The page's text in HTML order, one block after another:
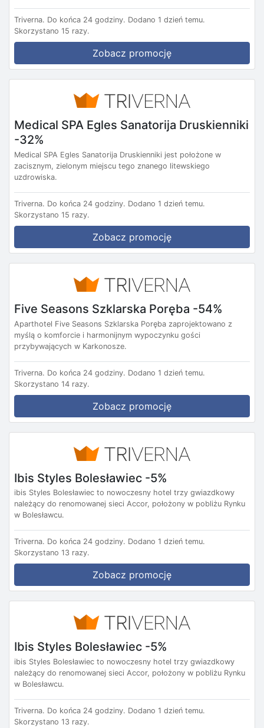
Triverna. Do końca 24 godziny. Dodano 1 dzień temu.
Skorzystano 15 razy.
Zobacz promocję
Medical SPA Egles Sanatorija Druskienniki
-32%
Medical SPA Egles Sanatorija Druskienniki jest położone w
zacisznym, zielonym miejscu tego znanego litewskiego
uzdrowiska.
Triverna. Do końca 24 godziny. Dodano 1 dzień temu.
Skorzystano 15 razy.
Zobacz promocję
Five Seasons Szklarska Poręba -54%
Aparthotel Five Seasons Szklarska Poręba zaprojektowano z
myślą o komforcie i harmonijnym wypoczynku gości
przybywających w Karkonosze.
Triverna. Do końca 24 godziny. Dodano 1 dzień temu.
Skorzystano 14 razy.
Zobacz promocję
Ibis Styles Bolesławiec -5%
ibis Styles Bolesławiec to nowoczesny hotel trzy gwiazdkowy
należący do renomowanej sieci Accor, położony w pobliżu Rynku
w Bolesławcu.
Triverna. Do końca 24 godziny. Dodano 1 dzień temu.
Skorzystano 13 razy.
Zobacz promocję
Ibis Styles Bolesławiec -5%
ibis Styles Bolesławiec to nowoczesny hotel trzy gwiazdkowy
należący do renomowanej sieci Accor, położony w pobliżu Rynku
w Bolesławcu.
Triverna. Do końca 24 godziny. Dodano 1 dzień temu.
Skorzystano 13 razy.